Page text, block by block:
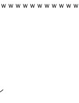
ｗｗｗｗｗｗｗｗｗｗ